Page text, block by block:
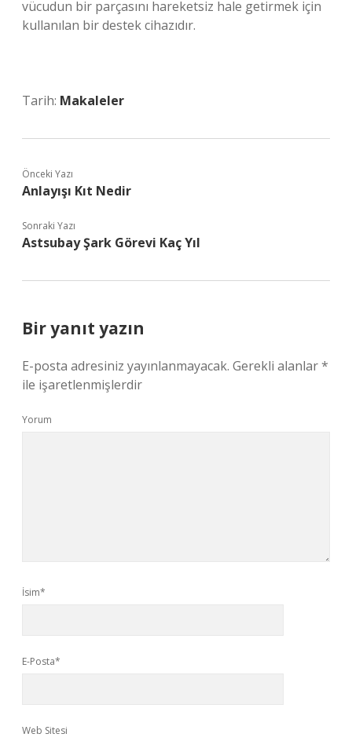
vücudun bir parçasını hareketsiz hale getirmek için
kullanılan bir destek cihazıdır.
Tarih: Makaleler
Önceki Yazı
Anlayışı Kıt Nedir
Sonraki Yazı
Astsubay Şark Görevi Kaç Yıl
Bir yanıt yazın
E-posta adresiniz yayınlanmayacak. Gerekli alanlar*
ile işaretlenmişlerdir
Yorum
İsim*
E-Posta*
Web Sitesi